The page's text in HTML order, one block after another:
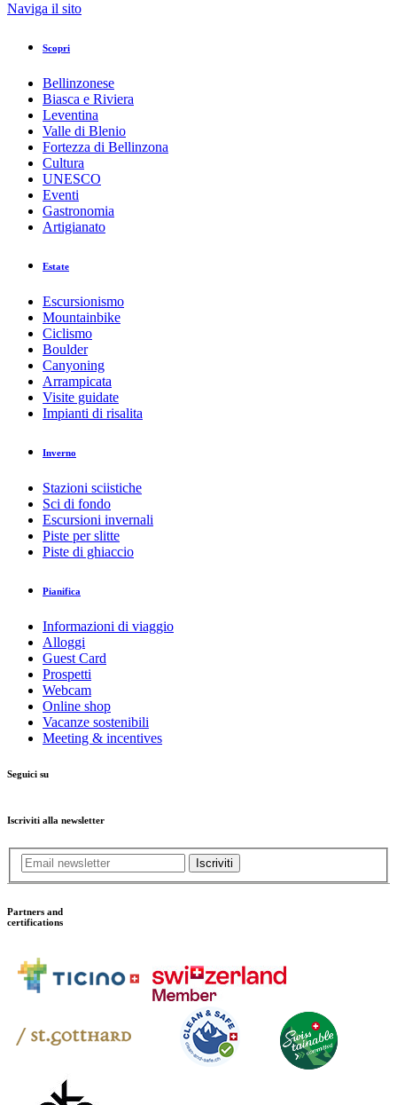
Naviga il sito
Scopri
Bellinzonese
Biasca e Riviera
Leventina
Valle di Blenio
Fortezza di Bellinzona
Cultura
UNESCO
Eventi
Gastronomia
Artigianato
Estate
Escursionismo
Mountainbike
Ciclismo
Boulder
Canyoning
Arrampicata
Visite guidate
Impianti di risalita
Inverno
Stazioni sciistiche
Sci di fondo
Escursioni invernali
Piste per slitte
Piste di ghiaccio
Pianifica
Informazioni di viaggio
Alloggi
Guest Card
Prospetti
Webcam
Online shop
Vacanze sostenibili
Meeting & incentives
Seguici su
Iscriviti alla newsletter
Iscriviti
Partners and
certifications